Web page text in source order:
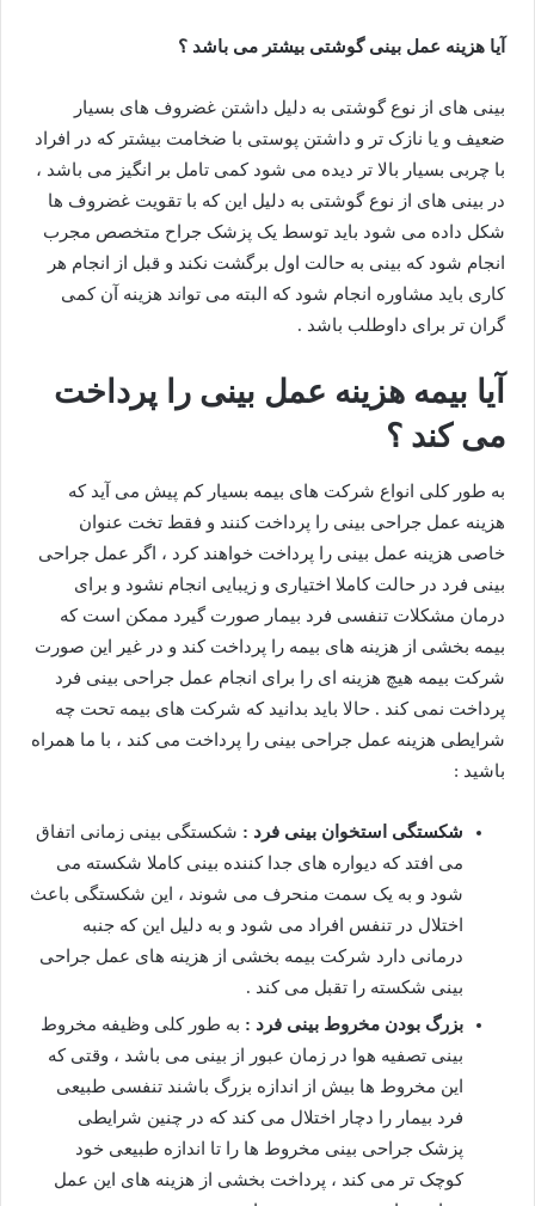
آیا هزینه عمل بینی گوشتی بیشتر می باشد ؟
بینی های از نوع گوشتی به دلیل داشتن غضروف های بسیار
ضعیف و یا نازک تر و داشتن پوستی با ضخامت بیشتر که در افراد
با چربی بسیار بالا تر دیده می شود کمی تامل بر انگیز می باشد ،
در بینی های از نوع گوشتی به دلیل این که با تقویت غضروف ها
شکل داده می شود باید توسط یک پزشک جراح متخصص مجرب
انجام شود که بینی به حالت اول برگشت نکند و قبل از انجام هر
کاری باید مشاوره انجام شود که البته می تواند هزینه آن کمی
گران تر برای داوطلب باشد .
آیا بیمه هزینه عمل بینی را پرداخت
می کند ؟
به طور کلی انواع شرکت های بیمه بسیار کم پیش می آید که
هزینه عمل جراحی بینی را پرداخت کنند و فقط تخت عنوان
خاصی هزینه عمل بینی را پرداخت خواهند کرد ، اگر عمل جراحی
بینی فرد در حالت کاملا اختیاری و زیبایی انجام نشود و برای
درمان مشکلات تنفسی فرد بیمار صورت گیرد ممکن است که
بیمه بخشی از هزینه های بیمه را پرداخت کند و در غیر این صورت
شرکت بیمه هیچ هزینه ای را برای انجام عمل جراحی بینی فرد
پرداخت نمی کند . حالا باید بدانید که شرکت های بیمه تحت چه
شرایطی هزینه عمل جراحی بینی را پرداخت می کند ، با ما همراه
باشید :
شکستگی استخوان بینی فرد : شکستگی بینی زمانی اتفاق
می افتد که دیواره های جدا کننده بینی کاملا شکسته می
شود و به یک سمت منحرف می شوند ، این شکستگی باعث
اختلال در تنفس افراد می شود و به دلیل این که جنبه
درمانی دارد شرکت بیمه بخشی از هزینه های عمل جراحی
بینی شکسته را تقبل می کند .
بزرگ بودن مخروط بینی فرد : به طور کلی وظیفه مخروط
بینی تصفیه هوا در زمان عبور از بینی می باشد ، وقتی که
این مخروط ها بیش از اندازه بزرگ باشند تنفسی طبیعی
فرد بیمار را دچار اختلال می کند که در چنین شرایطی
پزشک جراحی بینی مخروط ها را تا اندازه طبیعی خود
کوچک تر می کند ، پرداخت بخشی از هزینه های این عمل